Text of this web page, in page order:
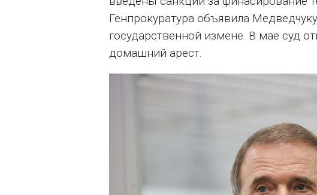
Генпрокуратура объявила
государственной измене. В мае суд
домашний арест.